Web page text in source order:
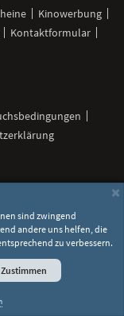
Kinowerbung
Kontaktformular
bei
WhatsApp
×
sind zwingend
andere uns helfen, die
zu verbessern.
Zustimmen